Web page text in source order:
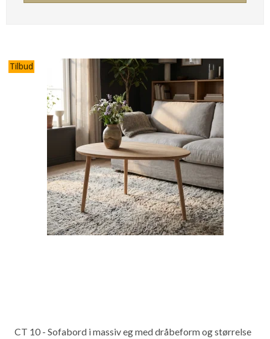
Tilbud
CT 10 - Sofabord i massiv eg med dråbeform og størrelse